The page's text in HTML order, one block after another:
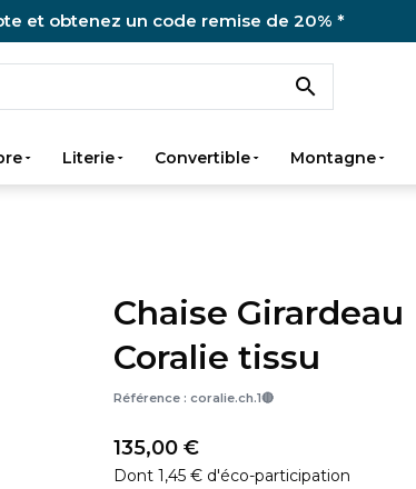
et obtenez un code remise de 20% *

Literie Convertible Montagne
Chaise Girardeau
Coralie tissu
Référence : coralie.ch.1🔴
135,00 €
Dont 1,45 € d'éco-participation